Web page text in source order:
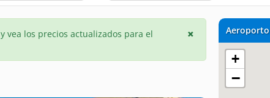
Aeroporto
+
−
y vea los precios actualizados para el